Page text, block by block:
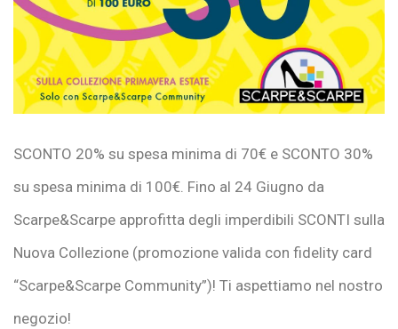
SCONTO 20% su spesa minima di 70€ e SCONTO 30%
su spesa minima di 100€. Fino al 24 Giugno da
Scarpe&Scarpe approfitta degli imperdibili SCONTI sulla
Nuova Collezione (promozione valida con fidelity card
“Scarpe&Scarpe Community”)! Ti aspettiamo nel nostro
negozio!